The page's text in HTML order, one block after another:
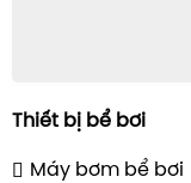
Thiết bị bể bơi
Máy bơm bể bơi